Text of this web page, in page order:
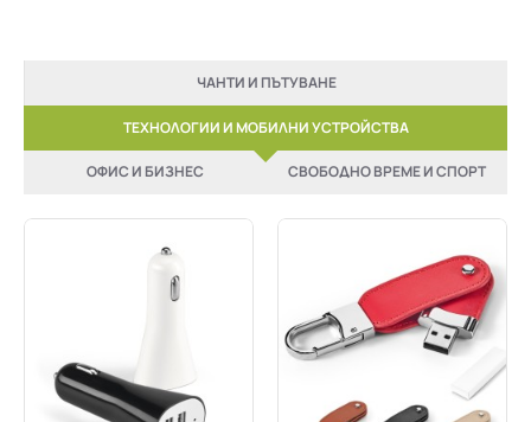
ЧАНТИ И ПЪТУВАНЕ
ТЕХНОЛОГИИ И МОБИЛНИ УСТРОЙСТВА
ОФИС И БИЗНЕС СВОБОДНО ВРЕМЕ И СПОРТ